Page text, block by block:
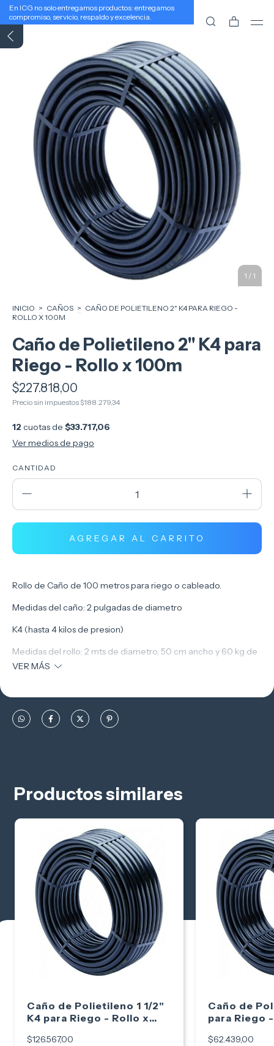
En ICG no solo entregamos productos: entregamos
compromiso, servicio, respaldo y excelencia.
1 / 1
INICIO > CAÑOS > CAÑO DE POLIETILENO 2" K4 PARA RIEGO -
ROLLO X 100M
Caño de Polietileno 2" K4 para
Riego - Rollo x 100m
$227.818,00
Precio sin impuestos $188.279,34
12 cuotas de $33.717,06
Ver medios de pago
CANTIDAD
Rollo de Caño de 100 metros para riego o cableado.
Medidas del caño: 2 pulgadas de diametro
K4 (hasta 4 kilos de presion)
Medidas del rollo: 2 mts de diametro, 50 cm ancho y 60 kg de
peso
VER MÁS
Productos similares
Caño de Polietileno 1 1/2"
K4 para Riego - Rollo x
$126.567,00
Caño de
para Riego
$62.439,00